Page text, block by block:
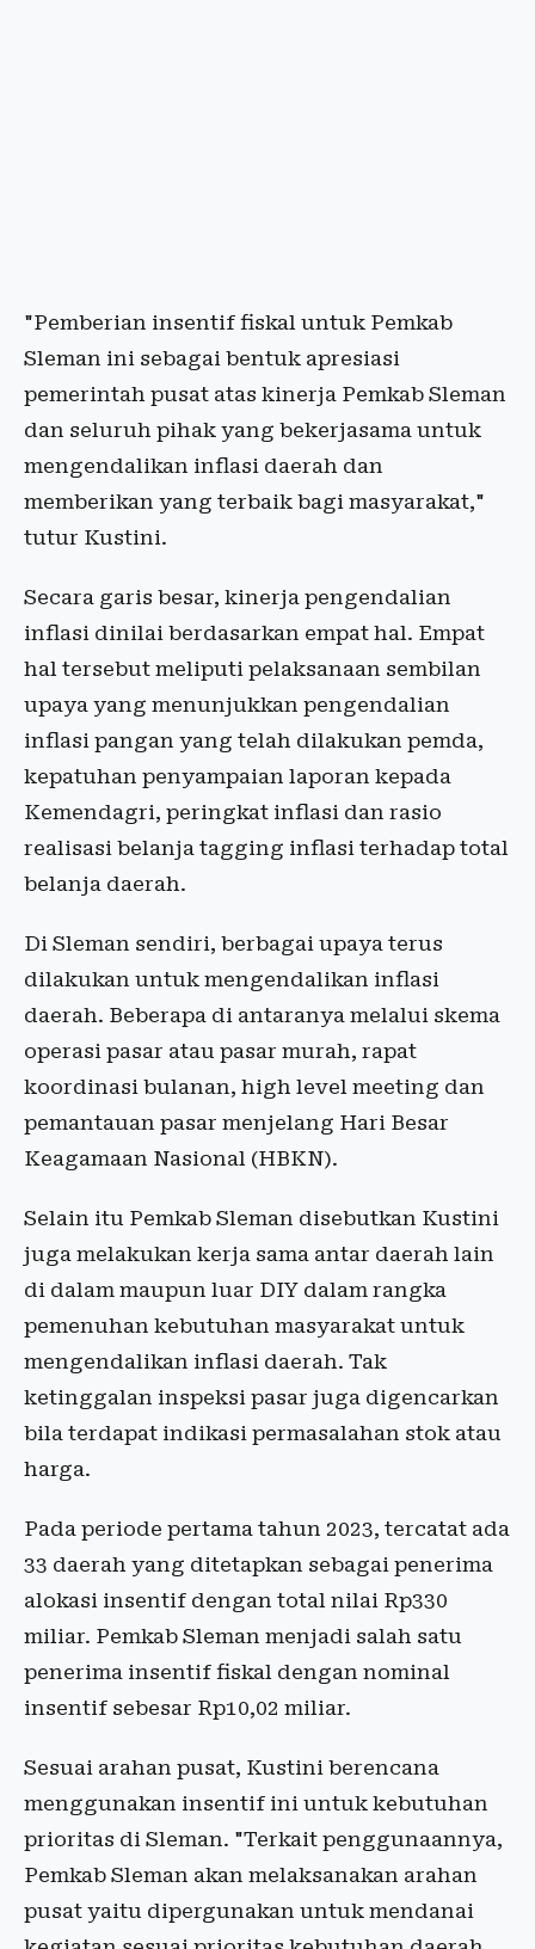
"Pemberian insentif fiskal untuk Pemkab
Sleman ini sebagai bentuk apresiasi
pemerintah pusat atas kinerja Pemkab Sleman
dan seluruh pihak yang bekerjasama untuk
mengendalikan inflasi daerah dan
memberikan yang terbaik bagi masyarakat,"
tutur Kustini.
Secara garis besar, kinerja pengendalian
inflasi dinilai berdasarkan empat hal. Empat
hal tersebut meliputi pelaksanaan sembilan
upaya yang menunjukkan pengendalian
inflasi pangan yang telah dilakukan pemda,
kepatuhan penyampaian laporan kepada
Kemendagri, peringkat inflasi dan rasio
realisasi belanja tagging inflasi terhadap total
belanja daerah.
Di Sleman sendiri, berbagai upaya terus
dilakukan untuk mengendalikan inflasi
daerah. Beberapa di antaranya melalui skema
operasi pasar atau pasar murah, rapat
koordinasi bulanan, high level meeting dan
pemantauan pasar menjelang Hari Besar
Keagamaan Nasional (HBKN).
Selain itu Pemkab Sleman disebutkan Kustini
juga melakukan kerja sama antar daerah lain
di dalam maupun luar DIY dalam rangka
pemenuhan kebutuhan masyarakat untuk
mengendalikan inflasi daerah. Tak
ketinggalan inspeksi pasar juga digencarkan
bila terdapat indikasi permasalahan stok atau
harga.
Pada periode pertama tahun 2023, tercatat ada
33 daerah yang ditetapkan sebagai penerima
alokasi insentif dengan total nilai Rp330
miliar. Pemkab Sleman menjadi salah satu
penerima insentif fiskal dengan nominal
insentif sebesar Rp10,02 miliar.
Sesuai arahan pusat, Kustini berencana
menggunakan insentif ini untuk kebutuhan
prioritas di Sleman. "Terkait penggunaannya,
Pemkab Sleman akan melaksanakan arahan
pusat yaitu dipergunakan untuk mendanai